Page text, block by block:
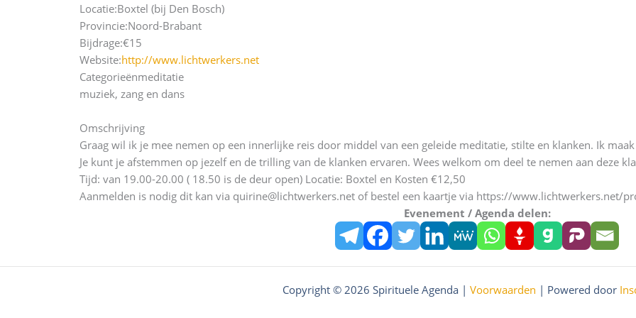
Locatie:Boxtel (bij Den Bosch)
Provincie:Noord-Brabant
Bijdrage:€15
Website:http://www.lichtwerkers.net
Categorieënmeditatie
muziek, zang en dans
Omschrijving
Graag wil ik je mee nemen op een innerlijke reis door middel van een geleide meditatie, stilte en klanken. Ik
Je kunt je afstemmen op jezelf en de trilling van de klanken ervaren. Wees welkom om deel te nemen aan deze
Tijd: van 19.00-20.00 ( 18.50 is de deur open) Locatie: Boxtel en Kosten €12,50
Aanmelden is nodig dit kan via quirine@lichtwerkers.net of bestel een kaartje via https://www.lichtwerkers.net/
Evenement / Agenda delen:
Copyright © 2026 Spirituele Agenda | Voorwaarden | Powered door